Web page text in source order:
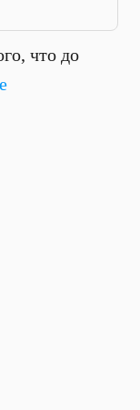
что до